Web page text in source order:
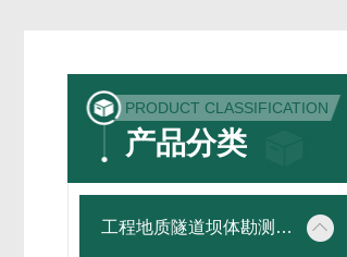
PRODUCT CLASSIFICATION
产品分类
工程地质隧道坝体勘测仪器